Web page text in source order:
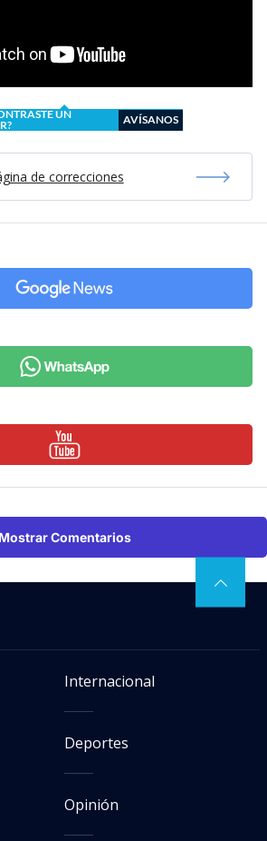
UN
AVÍSANOS
de correcciones
Mostrar Comentarios
Internacional
Deportes
Opinión